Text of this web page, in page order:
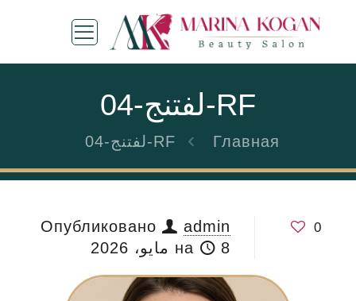
RF-لفتنج-04
Главная RF-لفتنج-04
0
Опубликовано
admin
на
8 مايو، 2026